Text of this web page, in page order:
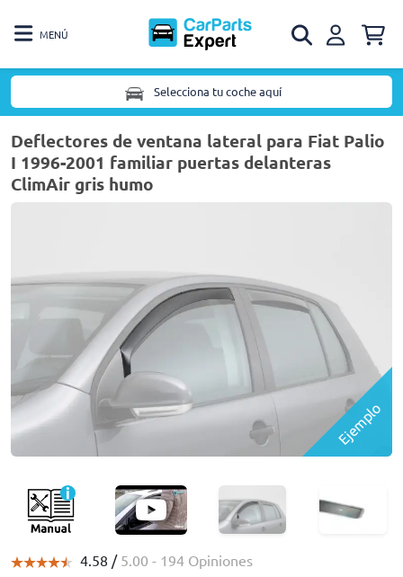
MENÚ
Selecciona tu coche aquí
Deflectores de ventana lateral para Fiat Palio
I 1996-2001 familiar puertas delanteras
ClimAir gris humo
Ejemplo
4.58 / 5.00 - 194 Opiniones